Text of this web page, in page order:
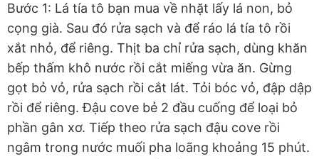
Bước 1: Lá tía tô bạn mua về nhặt lấy lá non, bỏ
cọng già. Sau đó rửa sạch và để ráo lá tía tô rồi
xắt nhỏ, để riêng. Thịt ba chỉ rửa sạch, dùng khăn
bếp thấm khô nước rồi cắt miếng vừa ăn. Gừng
gọt bỏ vỏ, rửa sạch rồi cắt lát. Tỏi bóc vỏ, đập dập
rồi để riêng. Đậu cove bẻ 2 đầu cuống để loại bỏ
phần gân xơ. Tiếp theo rửa sạch đậu cove rồi
ngâm trong nước muối pha loãng khoảng 15 phút.